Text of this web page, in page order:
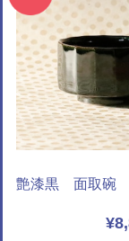
艶漆黒 面取碗